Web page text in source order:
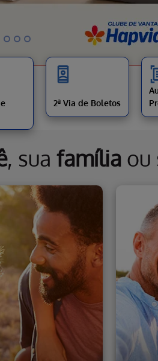
2ª Via de Boletos
, sua família ou